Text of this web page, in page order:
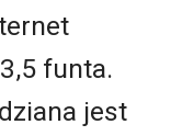
funta.
jest